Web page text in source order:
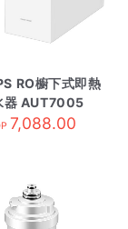
RO櫥下式即熱
器 AUT7005
7,088.00